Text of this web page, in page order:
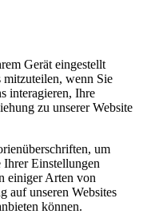
Gerät eingestellt
wenn Sie
interagieren, Ihre
zu unserer Website
um
Ihrer Einstellungen
einiger Arten von
auf unseren Websites
können.